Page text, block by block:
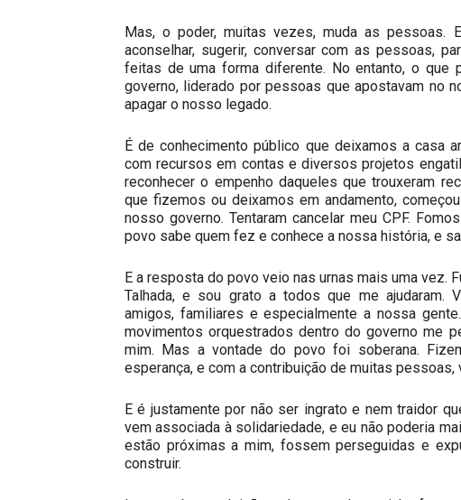
Mas, o poder, muitas vezes, muda as pessoas.
aconselhar, sugerir, conversar com as pessoas,
feitas de uma forma diferente. No entanto, o que
governo, liderado por pessoas que apostavam no
apagar o nosso legado.
É de conhecimento público que deixamos a casa
com recursos em contas e diversos projetos
reconhecer o empenho daqueles que trouxeram
que fizemos ou deixamos em andamento,
nosso governo. Tentaram cancelar meu CPF.
povo sabe quem fez e conhece a nossa história, e
E a resposta do povo veio nas urnas mais uma vez.
Talhada, e sou grato a todos que me ajudaram.
amigos, familiares e especialmente a nossa
movimentos orquestrados dentro do governo me
mim. Mas a vontade do povo foi soberana.
esperança, e com a contribuição de muitas pessoas,
E é justamente por não ser ingrato e nem traidor
vem associada à solidariedade, e eu não poderia
estão próximas a mim, fossem perseguidas e
construir.